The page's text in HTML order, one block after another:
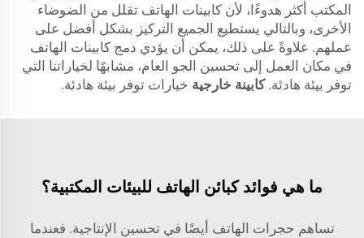
المكتب أكثر هدوءًا، لأن كابينات الهاتف تقلل من الضوضاء
الأخرى، وبالتالي يستطيع الجميع التركيز بشكل أفضل على
عملهم. علاوةً على ذلك، يمكن أن يؤدي دمج كابينات الهاتف
في مكان العمل إلى تحسين الجو العام، مشابهًا لخياراتنا التي
توفر بيئة هادئة.كابينة خارجية خيارات توفر بيئة هادئة.
ما هي فوائد كبائن الهاتف للبيئات المكتبية؟
تساهم حجرات الهاتف أيضًا في تحسين الإنتاجية. فعندما